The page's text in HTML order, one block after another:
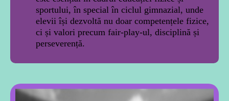
sportului, în special în ciclul gimnazial, unde
elevii își dezvoltă nu doar competențele fizice,
ci și valori precum fair-play-ul, disciplină și
perseverență.